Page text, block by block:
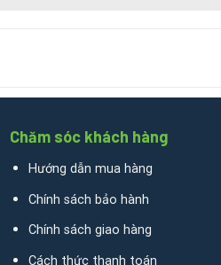
quận Long Biên, thành phố Hà Nội
Kiếm, thành phố Hà Nội
Chăm sóc khách hàng
Hướng dẫn mua hàng
Chính sách bảo hành
Chính sách giao hàng
Cách thức thanh toán